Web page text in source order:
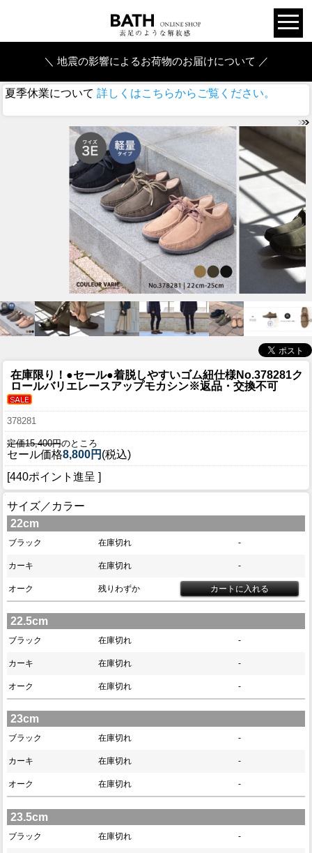
＼ 地震の影響によるお荷物のお届けについて ／
夏季休業について 詳しくはこちらからご覧ください。
在庫限り！●セール●着脱しやすいゴム紐仕様No.378281ク
ロールバリエレースアップモカシン※返品・交換不可
378281
定価15,400円のところ
セール価格8,800円 (税込)
[440ポイント進呈 ]
サイズ／カラー
22cm
ブラック 在庫切れ -
カーキ 在庫切れ -
オーク 残りわずか
22.5cm
ブラック 在庫切れ -
カーキ 在庫切れ -
オーク 在庫切れ -
23cm
ブラック 在庫切れ -
カーキ 在庫切れ -
オーク 在庫切れ -
23.5cm
ブラック 在庫切れ -